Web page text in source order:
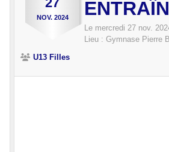
NOV. 2024
Le mercredi 27 nov.
Lieu : Gymnase Pierre
U13 Filles